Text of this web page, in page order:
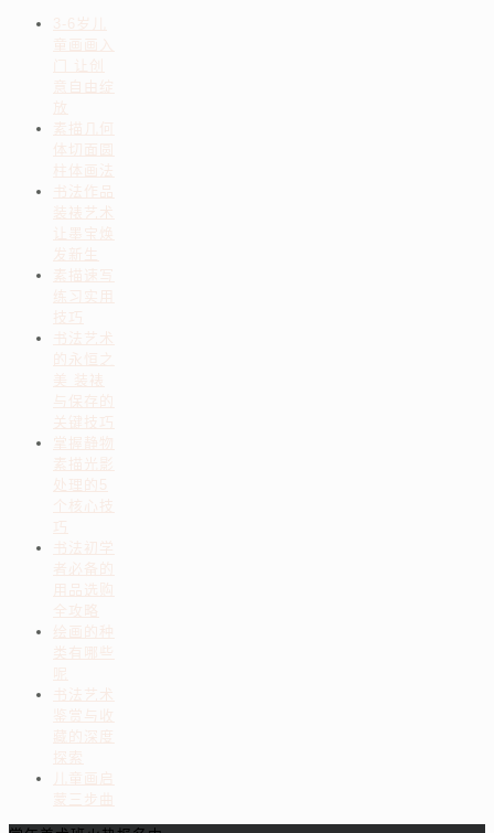
3-6岁儿
童画画入
意自由绽
放
素描几何
体切面圆
柱体画法
书法作品
装裱艺术
让墨宝焕
发新生
素描速写
练习实用
技巧
书法艺术
的永恒之
美 装裱
与保存的
关键技巧
掌握静物
素描光影
处理的5
个核心技
巧
书法初学
者必备的
用品选购
全攻略
绘画的种
类有哪些
呢
书法艺术
鉴赏与收
藏的深度
探索
儿童画启
蒙三步曲